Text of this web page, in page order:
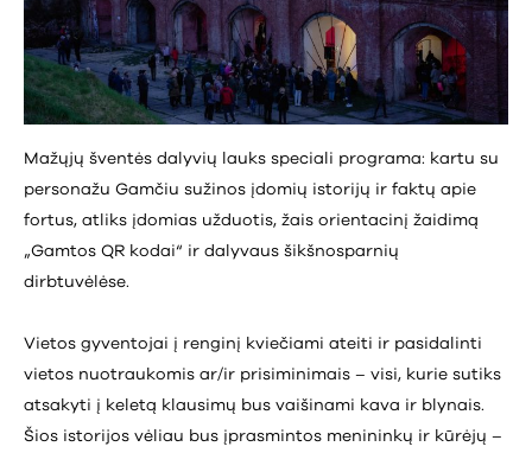
Mažųjų šventės dalyvių lauks speciali programa: kartu su
personažu Gamčiu sužinos įdomių istorijų ir faktų apie
fortus, atliks įdomias užduotis, žais orientacinį žaidimą
„Gamtos QR kodai“ ir dalyvaus šikšnosparnių
dirbtuvėlėse.
Vietos gyventojai į renginį kviečiami ateiti ir pasidalinti
vietos nuotraukomis ar/ir prisiminimais – visi, kurie sutiks
atsakyti į keletą klausimų bus vaišinami kava ir blynais.
Šios istorijos vėliau bus įprasmintos menininkų ir kūrėjų –